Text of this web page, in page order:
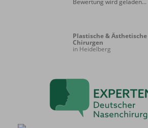
Plastische & Ästhetische
Chirurgen
in Heidelberg